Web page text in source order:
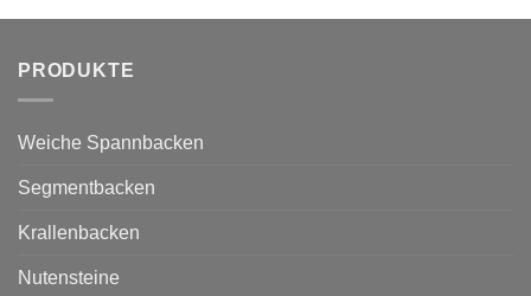
PRODUKTE
Weiche Spannbacken
Segmentbacken
Krallenbacken
Nutensteine